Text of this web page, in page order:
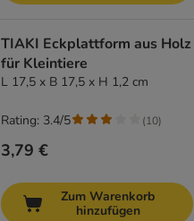
TIAKI Eckplattform aus Holz
für Kleintiere
L 17,5 x B 17,5 x H 1,2 cm
3,79 €
Rating: 3.4/5 (10)
Zum Warenkorb
hinzufügen